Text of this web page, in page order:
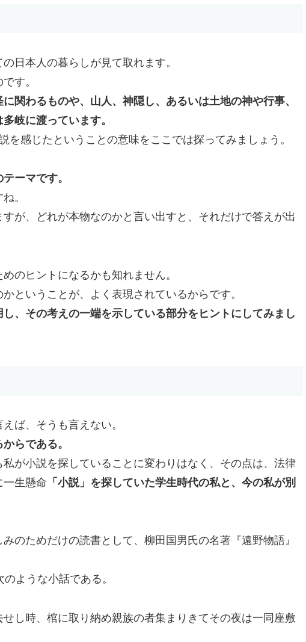
日本人の暮らしが見て取れます。
す。
関わるものや、山人、神隠し、あるいは土地の神や行事、
岐に渡っています。
を感じたということの意味をここでは探ってみましょう。
ーマです。
。
が、どれが本物なのかと言い出すと、それだけで答えが出
のヒントになるかも知れません。
ということが、よく表現されているからです。
、その考えの一端を示している部分をヒントにしてみまし
ば、そうも言えない。
らである。
が小説を探していることに変わりはなく、その点は、法律
一生懸命 「小説」を探していた学生時代の私と、今の私が別
のためだけの読書として、柳田国男氏の名著『遠野物語』
ような小話である。
し時、棺に取り納め親族の者集まりきてその夜は一同座敷